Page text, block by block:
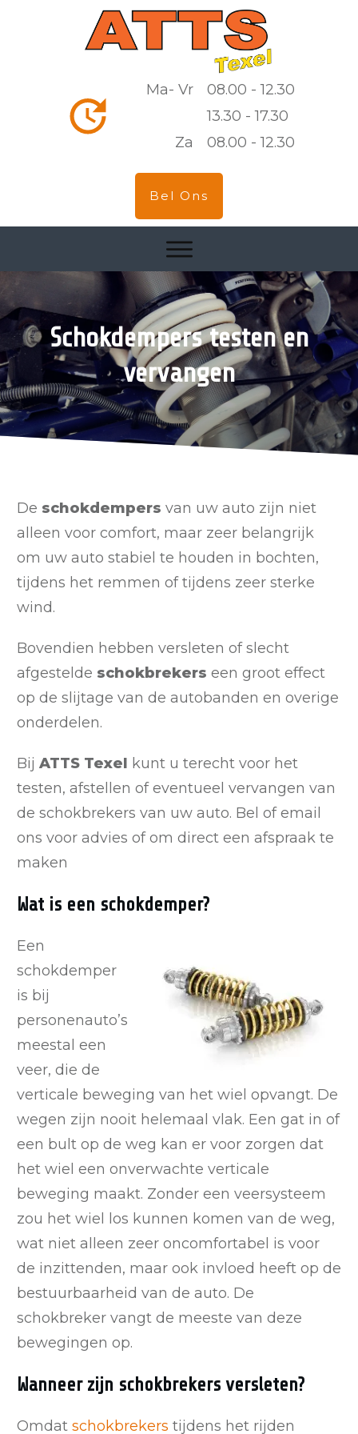
Ma- Vr
Za
08.00 - 12.30
13.30 - 17.30
08.00 - 12.30
Bel Ons
Schokdempers testen en
vervangen
De schokdempers van uw auto zijn niet
alleen voor comfort, maar zeer belangrijk
om uw auto stabiel te houden in bochten,
tijdens het remmen of tijdens zeer sterke
wind.
Bovendien hebben versleten of slecht
afgestelde schokbrekers een groot effect
op de slijtage van de autobanden en overige
onderdelen.
Bij ATTS Texel kunt u terecht voor het
testen, afstellen of eventueel vervangen van
de schokbrekers van uw auto. Bel of email
ons voor advies of om direct een afspraak te
maken
Wat is een schokdemper?
Een
schokdemper
is bij
personenauto’s
meestal een
veer, die de
verticale beweging van het wiel opvangt. De
wegen zijn nooit helemaal vlak. Een gat in of
een bult op de weg kan er voor zorgen dat
het wiel een onverwachte verticale
beweging maakt. Zonder een veersysteem
zou het wiel los kunnen komen van de weg,
wat niet alleen zeer oncomfortabel is voor
de inzittenden, maar ook invloed heeft op de
bestuurbaarheid van de auto. De
schokbreker vangt de meeste van deze
bewegingen op.
Wanneer zijn schokbrekers versleten?
Omdat schokbrekers tijdens het rijden